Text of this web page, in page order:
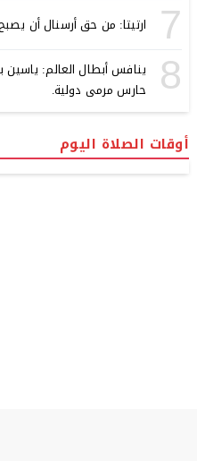
7 ارتيتا: من حق أرسنال أن
8
ينافس أبطال العالم: ياسين
حارس مرمى دولية.
أوقات الصلاة اليوم